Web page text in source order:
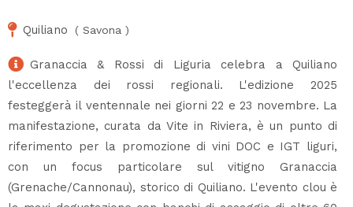
Quiliano ( Savona )
Granaccia & Rossi di Liguria celebra a Quiliano
l'eccellenza dei rossi regionali. L'edizione 2025
festeggerà il ventennale nei giorni 22 e 23 novembre. La
manifestazione, curata da Vite in Riviera, è un punto di
riferimento per la promozione di vini DOC e IGT liguri,
con un focus particolare sul vitigno Granaccia
(Grenache/Cannonau), storico di Quiliano. L'evento clou è